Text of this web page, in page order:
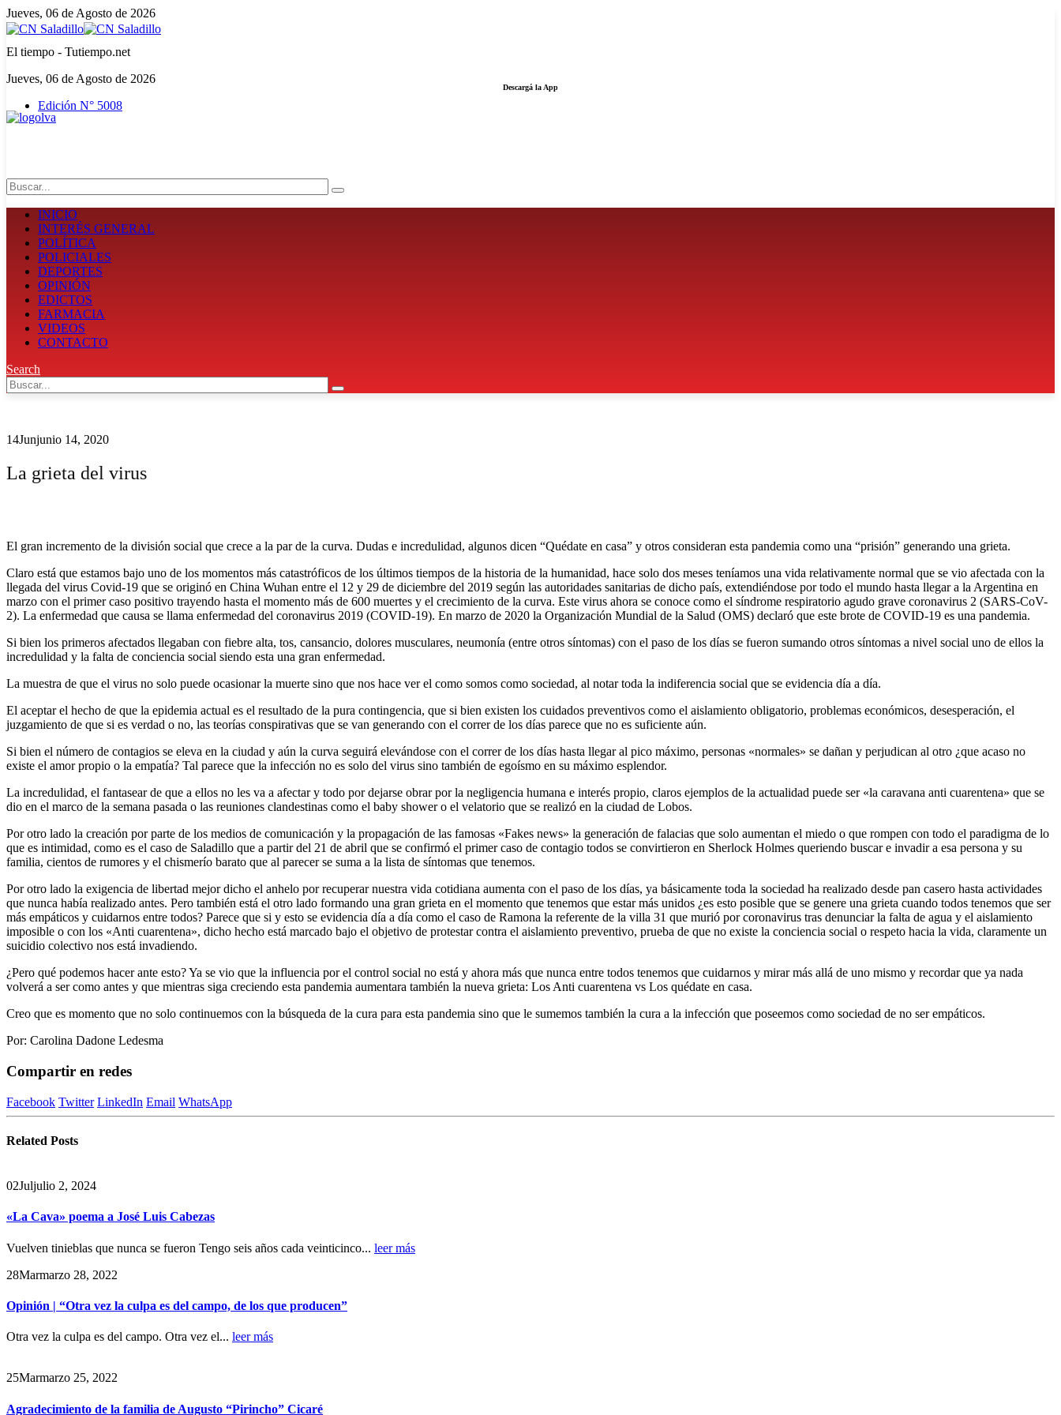
Jueves, 06 de Agosto de 2026
El tiempo - Tutiempo.net
Jueves, 06 de Agosto de 2026
Edición N° 5008
Descargá la App
INICIO
INTERÉS GENERAL
POLÍTICA
POLICIALES
DEPORTES
OPINIÓN
EDICTOS
FARMACIA
VIDEOS
CONTACTO
Search
14Junjunio 14, 2020
La grieta del virus
El gran incremento de la división social que crece a la par de la curva. Dudas e incredulidad, algunos dicen “Quédate en casa” y otros consideran esta pandemia como una “prisión” generando una grieta.
Claro está que estamos bajo uno de los momentos más catastróficos de los últimos tiempos de la historia de la humanidad, hace solo dos meses teníamos una vida relativamente normal que se vio afectada con la
llegada del virus Covid-19 que se originó en China Wuhan entre el 12 y 29 de diciembre del 2019 según las autoridades sanitarias de dicho país, extendiéndose por todo el mundo hasta llegar a la Argentina en
marzo con el primer caso positivo trayendo hasta el momento más de 600 muertes y el crecimiento de la curva. Este virus ahora se conoce como el síndrome respiratorio agudo grave coronavirus 2 (SARS-CoV-
2). La enfermedad que causa se llama enfermedad del coronavirus 2019 (COVID-19). En marzo de 2020 la Organización Mundial de la Salud (OMS) declaró que este brote de COVID-19 es una pandemia.
Si bien los primeros afectados llegaban con fiebre alta, tos, cansancio, dolores musculares, neumonía (entre otros síntomas) con el paso de los días se fueron sumando otros síntomas a nivel social uno de ellos la
incredulidad y la falta de conciencia social siendo esta una gran enfermedad.
La muestra de que el virus no solo puede ocasionar la muerte sino que nos hace ver el como somos como sociedad, al notar toda la indiferencia social que se evidencia día a día.
El aceptar el hecho de que la epidemia actual es el resultado de la pura contingencia, que si bien existen los cuidados preventivos como el aislamiento obligatorio, problemas económicos, desesperación, el
juzgamiento de que si es verdad o no, las teorías conspirativas que se van generando con el correr de los días parece que no es suficiente aún.
Si bien el número de contagios se eleva en la ciudad y aún la curva seguirá elevándose con el correr de los días hasta llegar al pico máximo, personas «normales» se dañan y perjudican al otro ¿que acaso no
existe el amor propio o la empatía? Tal parece que la infección no es solo del virus sino también de egoísmo en su máximo esplendor.
La incredulidad, el fantasear de que a ellos no les va a afectar y todo por dejarse obrar por la negligencia humana e interés propio, claros ejemplos de la actualidad puede ser «la caravana anti cuarentena» que se
dio en el marco de la semana pasada o las reuniones clandestinas como el baby shower o el velatorio que se realizó en la ciudad de Lobos.
Por otro lado la creación por parte de los medios de comunicación y la propagación de las famosas «Fakes news» la generación de falacias que solo aumentan el miedo o que rompen con todo el paradigma de lo
que es intimidad, como es el caso de Saladillo que a partir del 21 de abril que se confirmó el primer caso de contagio todos se convirtieron en Sherlock Holmes queriendo buscar e invadir a esa persona y su
familia, cientos de rumores y el chismerío barato que al parecer se suma a la lista de síntomas que tenemos.
Por otro lado la exigencia de libertad mejor dicho el anhelo por recuperar nuestra vida cotidiana aumenta con el paso de los días, ya básicamente toda la sociedad ha realizado desde pan casero hasta actividades
que nunca había realizado antes. Pero también está el otro lado formando una gran grieta en el momento que tenemos que estar más unidos ¿es esto posible que se genere una grieta cuando todos tenemos que ser
más empáticos y cuidarnos entre todos? Parece que si y esto se evidencia día a día como el caso de Ramona la referente de la villa 31 que murió por coronavirus tras denunciar la falta de agua y el aislamiento
imposible o con los «Anti cuarentena», dicho hecho está marcado bajo el objetivo de protestar contra el aislamiento preventivo, prueba de que no existe la conciencia social o respeto hacia la vida, claramente un
suicidio colectivo nos está invadiendo.
¿Pero qué podemos hacer ante esto? Ya se vio que la influencia por el control social no está y ahora más que nunca entre todos tenemos que cuidarnos y mirar más allá de uno mismo y recordar que ya nada
volverá a ser como antes y que mientras siga creciendo esta pandemia aumentara también la nueva grieta: Los Anti cuarentena vs Los quédate en casa.
Creo que es momento que no solo continuemos con la búsqueda de la cura para esta pandemia sino que le sumemos también la cura a la infección que poseemos como sociedad de no ser empáticos.
Por: Carolina Dadone Ledesma
Compartir en redes
Facebook Twitter LinkedIn Email WhatsApp
Related Posts
02Juljulio 2, 2024
«La Cava» poema a José Luis Cabezas
Vuelven tinieblas que nunca se fueron Tengo seis años cada veinticinco... leer más
28Marmarzo 28, 2022
Opinión | “Otra vez la culpa es del campo, de los que producen”
Otra vez la culpa es del campo. Otra vez el... leer más
25Marmarzo 25, 2022
Agradecimiento de la familia de Augusto “Pirincho” Cicaré